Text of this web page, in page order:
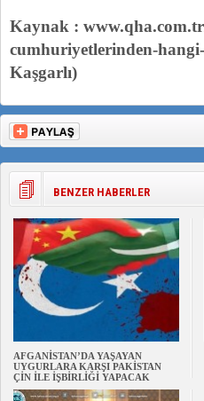
Kaynak :
cumhuriyetlerinden-
Kaşgarlı)
BENZER HABERLER
AFGANİSTAN’DA YAŞAYAN
UYGURLARA KARŞI PAKİSTAN
ÇİN İLE İŞBİRLİĞİ YAPACAK